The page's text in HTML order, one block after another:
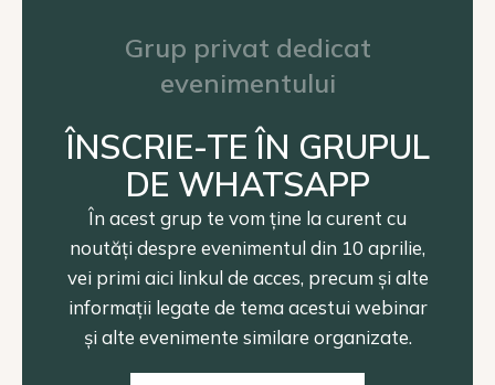
Grup privat dedicat
evenimentului
ÎNSCRIE-TE ÎN GRUPUL
DE WHATSAPP
În acest grup te vom ține la curent cu
noutăți despre evenimentul din 10 aprilie,
vei primi aici linkul de acces, precum și alte
informații legate de tema acestui webinar
și alte evenimente similare organizate.